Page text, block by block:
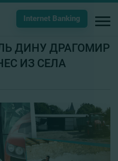
Internet Banking
ДИНУ ДРАГОМИР
ИЗ СЕЛА